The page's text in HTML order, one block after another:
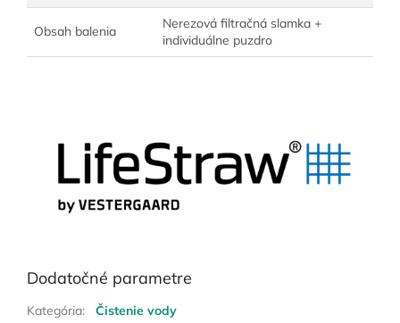
Obsah balenia
Nerezová filtračná slamka +
individuálne puzdro
Dodatočné parametre
Kategória:
Čistenie vody